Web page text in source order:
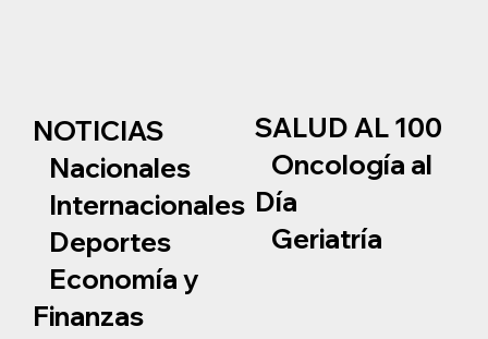
NOTICIAS
Nacionales
Internacionales
Deportes
Economía y
Finanzas
SALUD AL 100
Oncología al
Día
Geriatría